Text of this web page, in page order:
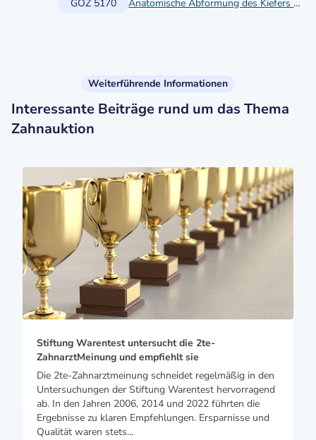
GOZ 5170 Anatomische Abformung des Kiefers mit individuellem Löffel
Weiterführende Informationen
Interessante Beiträge rund um das Thema
Zahnauktion
Stiftung Warentest untersucht die 2te-
ZahnarztMeinung und empfiehlt sie
Die 2te-Zahnarztmeinung schneidet regelmäßig in den
Untersuchungen der Stiftung Warentest hervorragend
ab. In den Jahren 2006, 2014 und 2022 führten die
Ergebnisse zu klaren Empfehlungen. Ersparnisse und
Qualität waren stets...